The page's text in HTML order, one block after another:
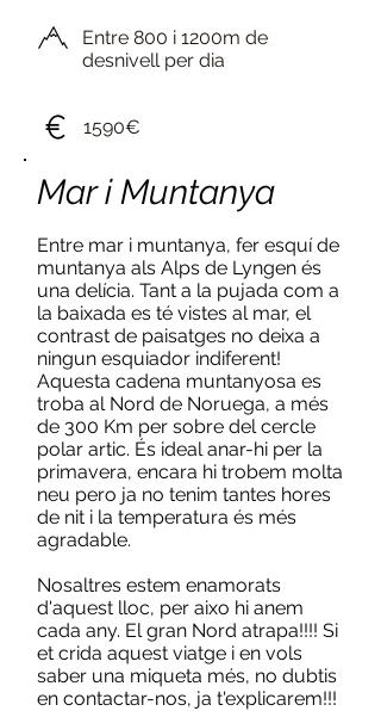
Entre 800 i 1200m de
desnivell per dia
1590€
Mar i Muntanya
Entre mar i muntanya, fer esquí de
muntanya als Alps de Lyngen és
una delícia. Tant a la pujada com a
la baixada es té vistes al mar, el
contrast de paisatges no deixa a
ningun esquiador indiferent!
Aquesta cadena muntanyosa es
troba al Nord de Noruega, a més
de 300 Km per sobre del cercle
polar artic. És ideal anar-hi per la
primavera, encara hi trobem molta
neu pero ja no tenim tantes hores
de nit i la temperatura és més
agradable.
Nosaltres estem enamorats
d'aquest lloc, per aixo hi anem
cada any. El gran Nord atrapa!!!! Si
et crida aquest viatge i en vols
saber una miqueta més, no dubtis
en contactar-nos, ja t'explicarem!!!